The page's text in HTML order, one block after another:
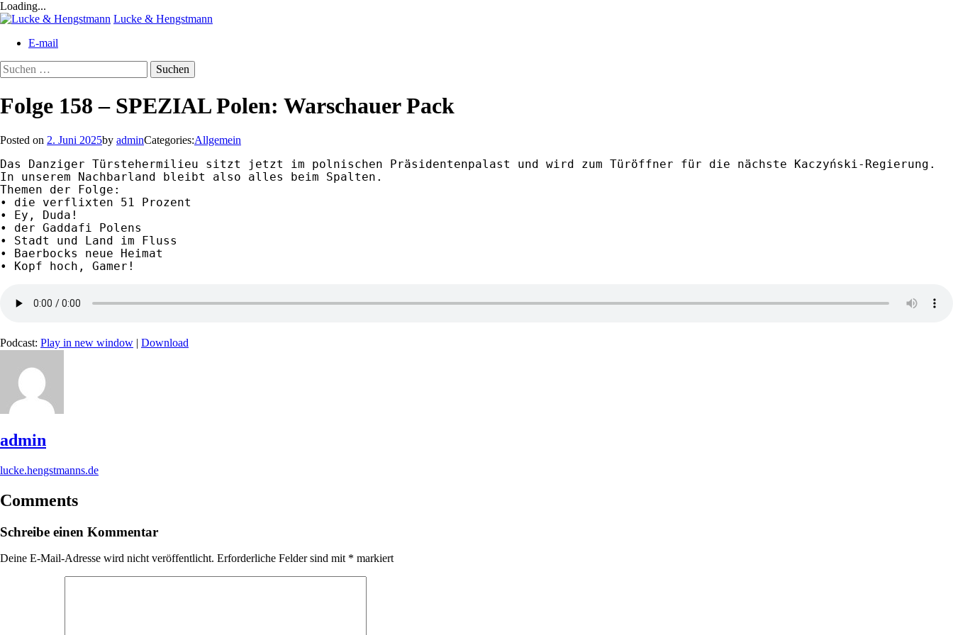
Loading...
Skip
content
Lucke & Hengstmann
E-mail
Suchen
nach:
Folge 158 – SPEZIAL Polen: Warschauer Pack
Posted on 2. Juni 2025by adminCategories:Allgemein
Das Danziger Türstehermilieu sitzt jetzt im polnischen Präsidentenpalast und wird zum Türöffner für die nächste Kaczyński-Regierung.
In unserem Nachbarland bleibt also alles beim Spalten.
Themen der Folge:
• die verflixten 51 Prozent
• Ey, Duda!
• der Gaddafi Polens
• Stadt und Land im Fluss
• Baerbocks neue Heimat
Podcast: Play in new window | Download
admin
lucke.hengstmanns.de
Comments
Schreibe einen Kommentar
Deine E-Mail-Adresse wird nicht veröffentlicht. Erforderliche Felder sind mit * markiert